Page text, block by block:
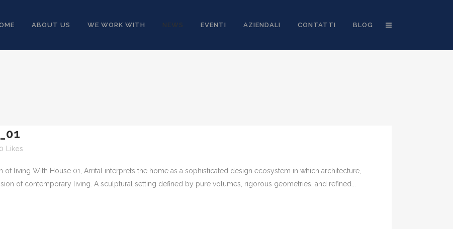
ABOUT US WE WORK WITH NEWS EVENTI AZIENDALI CONTATTI BLOG
0 Likes
living With House 01, Arrital interprets the home as a sophisticated design ecosystem in which architecture,
of contemporary living. A sculptural setting defined by pure volumes, rigorous geometries, and refined...